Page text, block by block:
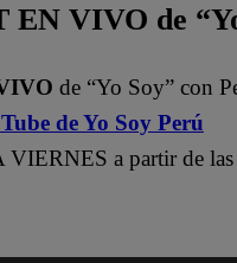
EN VIVO de
de “Yo Soy” con
de Yo Soy Perú
VIERNES a partir de